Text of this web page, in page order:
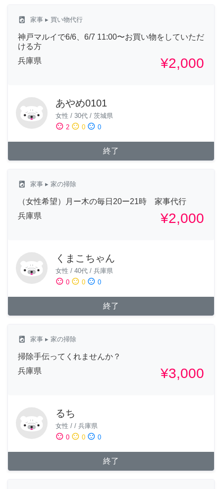
local_laundry_service 家事 ▸ 買い物代行
神戸マルイで6/6、6/7 11:00〜お買い物をしていただ
ける方
兵庫県
¥2,000
あやめ0101
女性 / 30代 / 茨城県
sentiment_satisfied 2 sentiment_neutral 0 sentiment_dissatisfied 0
終了
local_laundry_service 家事 ▸ 家の掃除
（女性希望）月ー木の毎日20ー21時 家事代行
兵庫県
¥2,000
くまこちゃん
女性 / 40代 / 兵庫県
sentiment_satisfied 0 sentiment_neutral 0 sentiment_dissatisfied 0
終了
local_laundry_service 家事 ▸ 家の掃除
掃除手伝ってくれませんか？
兵庫県
¥3,000
るち
女性 / / 兵庫県
sentiment_satisfied 0 sentiment_neutral 0 sentiment_dissatisfied 0
終了